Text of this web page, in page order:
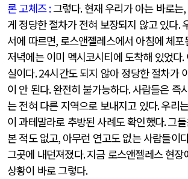
론 고체즈:그렇다.현재 우리가 아는 바로는,
게 정당한 절차가 전혀 보장되지 않고 있다.
서에 따르면, 로스앤젤레스에서 아침에 체
저녁에는 이미 멕시코시티에 도착해 있었다.
실이다. 24시간도 되지 않아 정당한 절차가
이 안 된다.완전히 불가능하다.사람들은 즉
는 전혀 다른 지역으로 보내지고 있다.우리
이 과테말라로 추방된 사례도 확인했다.그
본 적도 없고, 아무런 연고도 없는 사람들이
그곳에 내던져졌다.지금 로스앤젤레스 현
상황이 바로 그렇다.